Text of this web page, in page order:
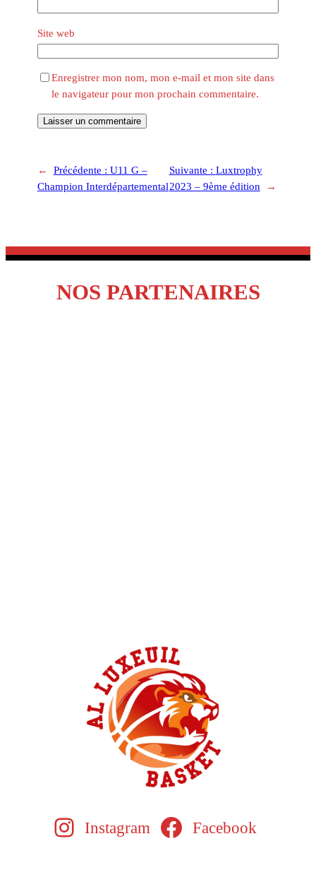
Site web
Enregistrer mon nom, mon e-mail et mon site dans
le navigateur pour mon prochain commentaire.
← Précédente : U11 G –
Champion Interdépartemental
Suivante : Luxtrophy
2023 – 9ème édition
→
NOS PARTENAIRES
Instagram Facebook